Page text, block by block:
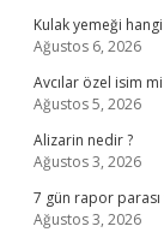
Kulak yemeği
Ağustos 6, 2026
Avcılar özel isim mi
Ağustos 5, 2026
Alizarin nedir ?
Ağustos 3, 2026
7 gün rapor
Ağustos 3, 2026